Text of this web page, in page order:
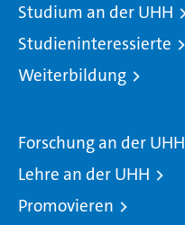
Studium an der UHH
Studieninteressierte
Weiterbildung
Forschung an der UHH
Lehre an der UHH
Promovieren